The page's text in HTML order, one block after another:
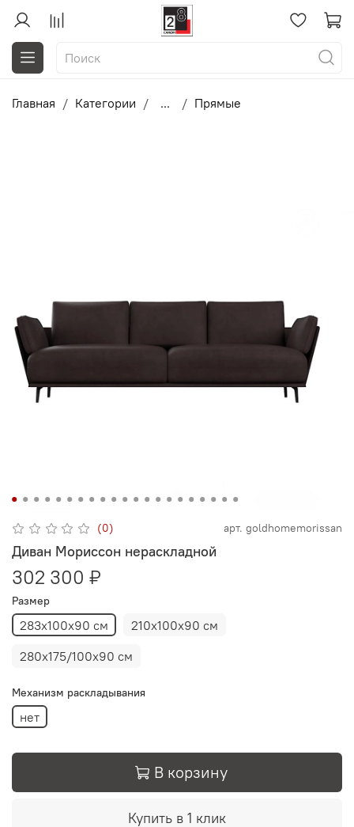
Главная Категории ... Прямые
(0) арт. goldhomemorissan
Диван Мориссон нераскладной
302 300 ₽
Размер
283x100x90 см
210х100х90 см
280х175/100х90 см
Механизм раскладывания
нет
В корзину
Купить в 1 клик